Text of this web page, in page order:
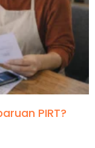
PIRT?